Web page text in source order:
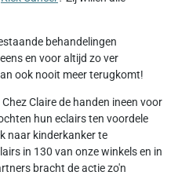
behandelingen
en voor altijd zo ver
ook nooit meer terugkomt!
Claire de handen ineen voor
hun eclairs ten voordele
naar kinderkanker te
in 130 van onze winkels en in
bracht de actie zo'n